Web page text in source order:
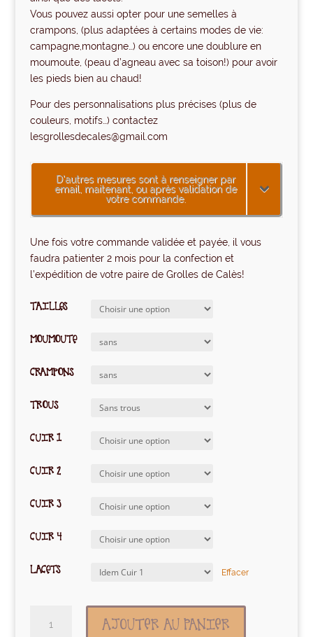
Vous pouvez aussi opter pour une semelles à
crampons, (plus adaptées à certains modes de vie:
campagne,montagne…) ou encore une doublure en
moumoute, (peau d’agneau avec sa toison!) pour avoir
les pieds bien au chaud!
Pour des personnalisations plus précises (plus de
couleurs, motifs…) contactez
lesgrollesdecales@gmail.com
D'autres mesures sont à renseigner par
email, maitenant, ou après validation de
votre commande.
Une fois votre commande validée et payée, il vous
faudra patienter 2 mois pour la confection et
l’expédition de votre paire de Grolles de Calès!
TAILLES
MOUMOUTE
CRAMPONS
TROUS
CUIR 1
CUIR 2
CUIR 3
CUIR 4
LACETS Effacer
AJOUTER AU PANIER